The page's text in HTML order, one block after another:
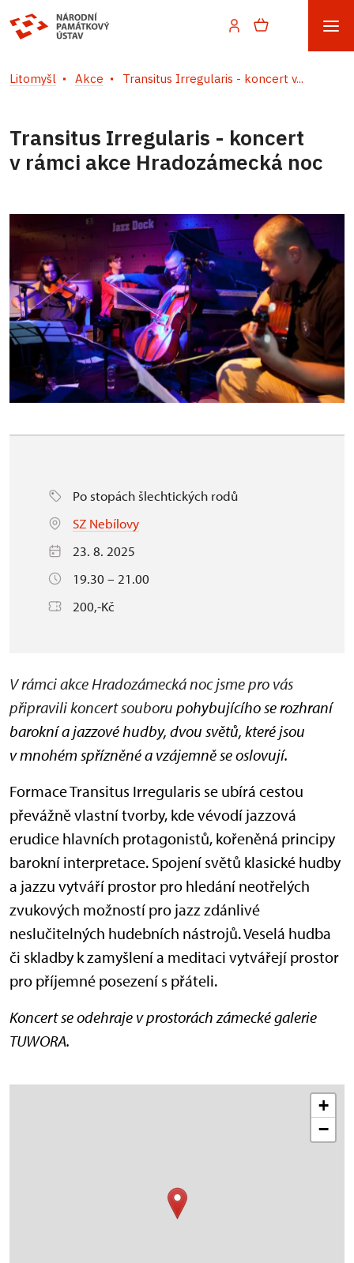
Litomyšl Akce Transitus Irregularis - koncert v...
Transitus Irregularis - koncert
v rámci akce Hradozámecká noc
Po stopách šlechtických rodů
SZ Nebílovy
23. 8. 2025
19.30 – 21.00
200,-Kč
V rámci akce Hradozámecká noc jsme pro vás
připravili koncert souboru pohybujícího se rozhraní
barokní a jazzové hudby, dvou světů, které jsou
v mnohém spřízněné a vzájemně se oslovují.
Formace Transitus Irregularis se ubírá cestou
převážně vlastní tvorby, kde vévodí jazzová
erudice hlavních protagonistů, kořeněná principy
barokní interpretace. Spojení světů klasické hudby
a jazzu vytváří prostor pro hledání neotřelých
zvukových možností pro jazz zdánlivé
neslučitelných hudebních nástrojů. Veselá hudba
či skladby k zamyšlení a meditaci vytvářejí prostor
pro příjemné posezení s přáteli.
Koncert se odehraje v prostorách zámecké galerie
TUWORA.
+
−